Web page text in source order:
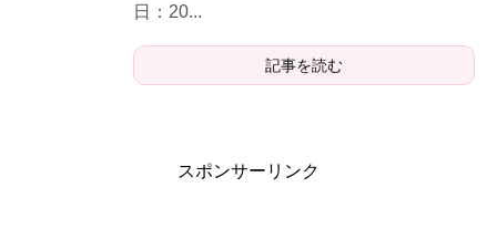
日：20...
記事を読む
スポンサーリンク